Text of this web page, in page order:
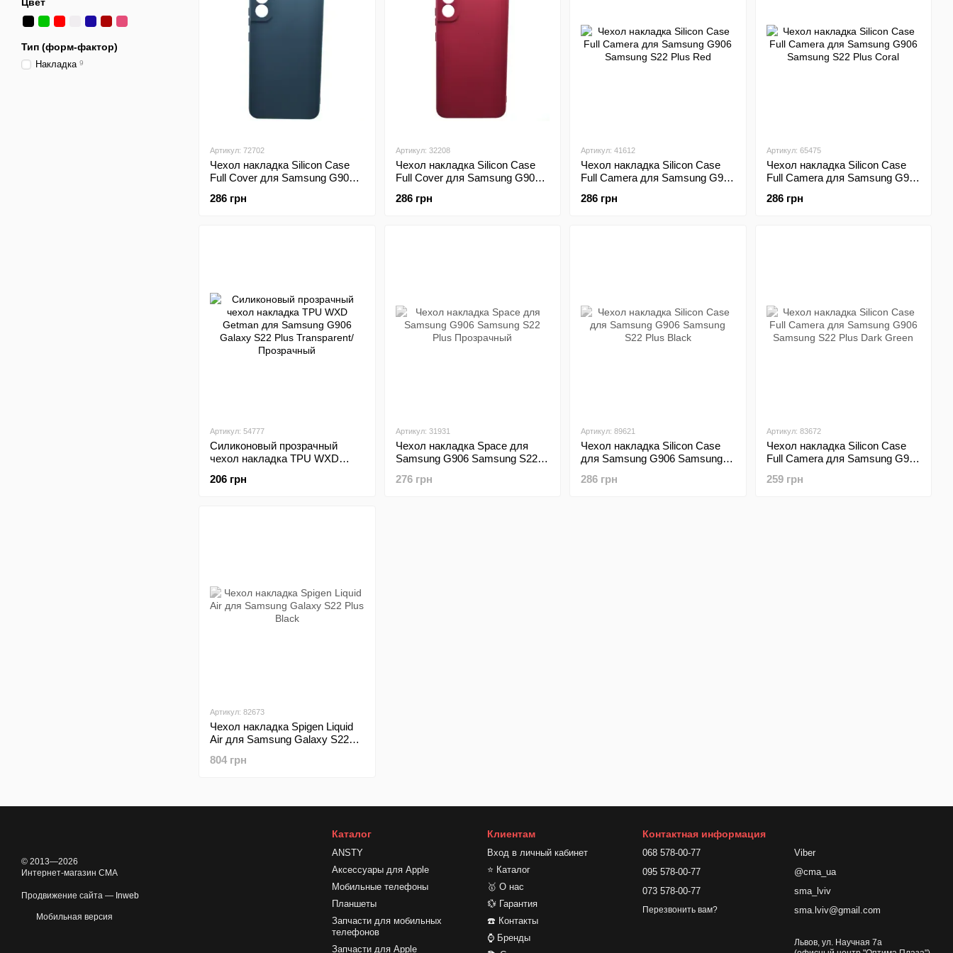
Артикул: 72702
Чехол накладка Silicon Case
Full Cover для Samsung G906
286 грн
Артикул: 32208
Чехол накладка Silicon Case
Full Cover для Samsung G906
286 грн
Артикул: 41612
Чехол накладка Silicon Case
Full Camera для Samsung G906
286 грн
Артикул: 65475
Чехол накладка Silicon Case
Full Camera для Samsung G906
286 грн
Артикул: 54777
Силиконовый прозрачный
чехол накладка TPU WXD
Galaxy S22 Plus Transparent/
206 грн
Артикул: 31931
Чехол накладка Space для
Samsung G906 Samsung S22
276 грн
Артикул: 89621
Чехол накладка Silicon Case
для Samsung G906 Samsung
286 грн
Артикул: 83672
Чехол накладка Silicon Case
Full Camera для Samsung G906
259 грн
Артикул: 82673
Чехол накладка Spigen Liquid
Air для Samsung Galaxy S22
804 грн
Тип (форм-фактор)
Накладка 9
© 2013—2026
Интернет-магазин CMA
Продвижение сайта — Inweb
Мобильная версия
Каталог
ANSTY
Аксессуары для Apple
Мобильные телефоны
Планшеты
Запчасти для мобильных
телефонов
Запчасти для Apple
Клиентам
Вход в личный кабинет
⭐ Каталог
🥇 О нас
💱 Гарантия
☎️ Контакты
⌚ Бренды
Контактная информация
068 578-00-77
095 578-00-77
073 578-00-77
Перезвонить вам?
Viber
@cma_ua
sma_lviv
sma.lviv@gmail.com
Львов, ул. Научная 7а